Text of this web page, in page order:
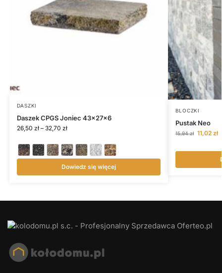
DASZKI
Daszek CPGS Joniec 43x27x6
26,50 zł – 32,70 zł
Dowiedz się więcej
BLOCZKI
Pustak Neo
15,94zł 11,02 zł